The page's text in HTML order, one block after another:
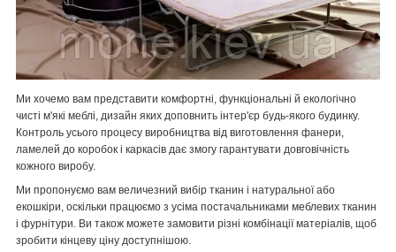
Ми хочемо вам представити комфортні, функціональні й екологічно
чисті м'які меблі, дизайн яких доповнить інтер'єр будь-якого будинку.
Контроль усього процесу виробництва від виготовлення фанери,
ламелей до коробок і каркасів дає змогу гарантувати довговічність
кожного виробу.
Ми пропонуємо вам величезний вибір тканин і натуральної або
екошкіри, оскільки працюємо з усіма постачальниками меблевих тканин
і фурнітури. Ви також можете замовити різні комбінації матеріалів, щоб
зробити кінцеву ціну доступнішою.